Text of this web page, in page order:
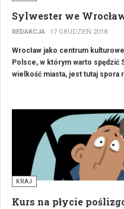
Sylwester we
REDAKCJA 17 GRUDZIEŃ 2018
Wrocław jako centrum
Polsce, w którym warto spędzić
wielkość miasta, jest tutaj spora
oferują zabawy w przeróżnych
znajdzie coś dla siebie.
KRAJ
Kurs na płycie